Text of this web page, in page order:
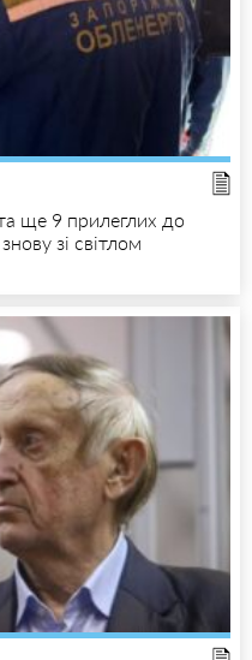
ще 9 прилеглих до
зі світлом